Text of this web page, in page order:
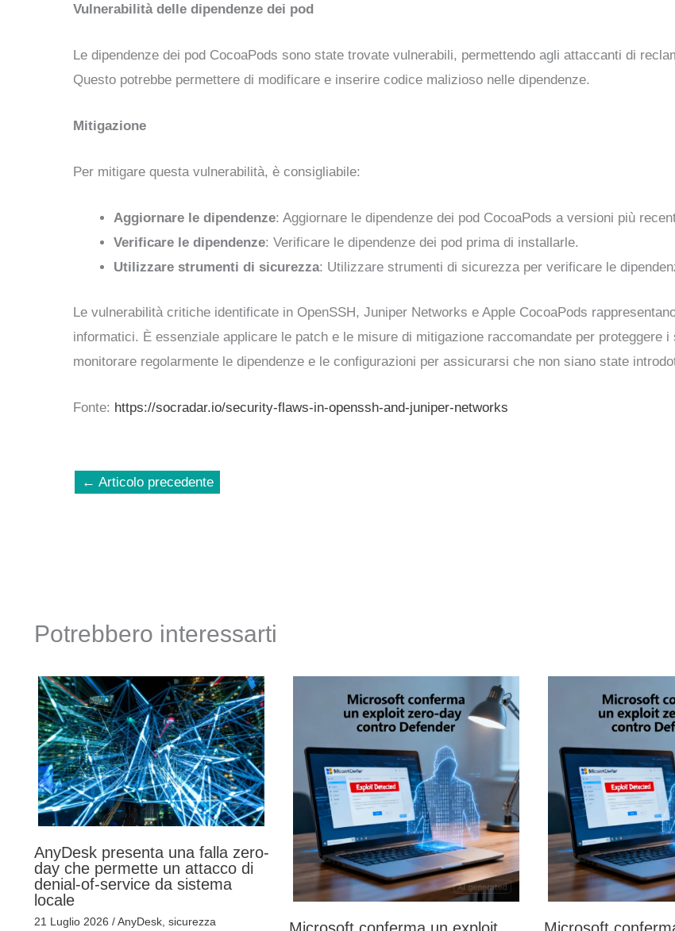
Vulnerabilità delle dipendenze dei pod
Le dipendenze dei pod CocoaPods sono state trovate vulnerabili, permettendo agli attaccanti di
Questo potrebbe permettere di modificare e inserire codice malizioso nelle dipendenze.
Mitigazione
Per mitigare questa vulnerabilità, è consigliabile:
Aggiornare le dipendenze: Aggiornare le dipendenze dei pod CocoaPods a versioni più
Verificare le dipendenze: Verificare le dipendenze dei pod prima di installarle.
Utilizzare strumenti di sicurezza: Utilizzare strumenti di sicurezza per verificare le
Le vulnerabilità critiche identificate in OpenSSH, Juniper Networks e Apple CocoaPods
informatici. È essenziale applicare le patch e le misure di mitigazione raccomandate per proteggere
monitorare regolarmente le dipendenze e le configurazioni per assicurarsi che non siano state
Fonte: https://socradar.io/security-flaws-in-openssh-and-juniper-networks
← Articolo precedente
Potrebbero interessarti
AnyDesk presenta una falla zero-
day che permette un attacco di
denial-of-service da sistema
locale
21 Luglio 2026 /AnyDesk, sicurezza